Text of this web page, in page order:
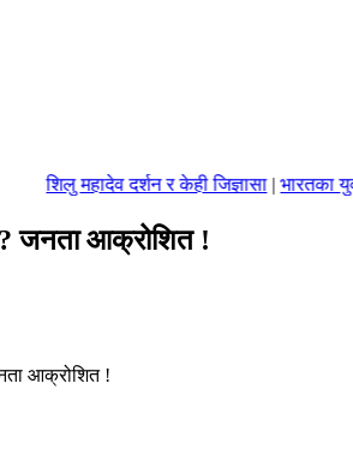
शिलु महादेव दर्शन र केही जिज्ञासा|भारतका युवाले
जनता आक्रोशित !